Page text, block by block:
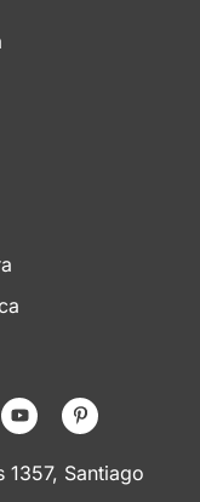
1357, Santiago